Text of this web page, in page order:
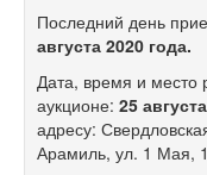
Последний день
августа 2020 года.
Дата, время и место
аукционе: 25
адресу:
Арамиль, ул. 1 Мая,